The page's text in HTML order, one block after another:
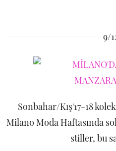
9/
Sonbahar/Kış'17-18
Milano Moda Haftasında
stiller, bu